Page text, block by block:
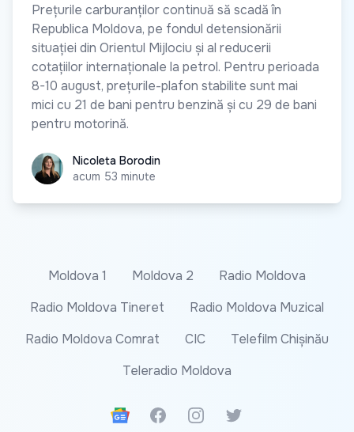
Prețurile carburanților continuă să scadă în
Republica Moldova, pe fondul detensionării
situației din Orientul Mijlociu și al reducerii
cotațiilor internaționale la petrol. Pentru perioada
8-10 august, prețurile-plafon stabilite sunt mai
mici cu 21 de bani pentru benzină și cu 29 de bani
pentru motorină.
Nicoleta Borodin
Nicoleta Borodin
acum 53 minute
Moldova 1 Moldova 2
Radio Moldova
Radio Moldova Tineret
Radio Moldova Muzical
Radio Moldova Comrat
CIC
Telefilm Chișinău
Teleradio Moldova
Google News
FacebookInstagramTwitter